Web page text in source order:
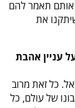
אותם תאמר להם
את
עניין אהבת
כל זאת מרוב
של עולם, כל